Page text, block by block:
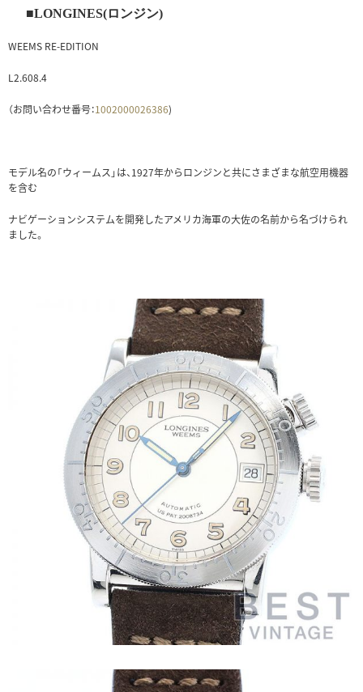
■LONGINES(ロンジン)
WEEMS RE-EDITION
L2.608.4
（お問い合わせ番号：1002000026386)
モデル名の「ウィームス」は、1927年からロンジンと共にさまざまな航空用機器
を含む
ナビゲーションシステムを開発したアメリカ海軍の大佐の名前から名づけられ
ました。